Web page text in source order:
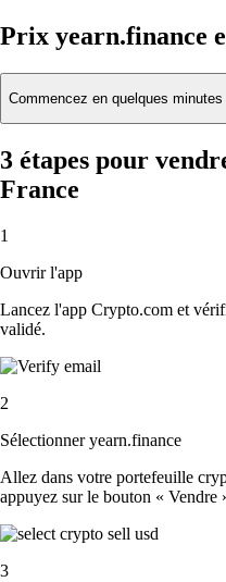
Prix yearn.finance
Commencez en quelques minutes
3 étapes pour
France
1
Ouvrir l'app
Lancez l'app Crypto.com et
validé.
2
Sélectionner yearn.finance
Allez dans votre portefeuille
appuyez sur le bouton « Vendre
3